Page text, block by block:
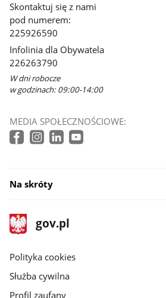
Skontaktuj się z nami
pod numerem:
225926590
Infolinia dla Obywatela
226263790
W dni robocze
w godzinach: 09:00-14:00
MEDIA SPOŁECZNOŚCIOWE:
Na skróty
stopka
gov.pl
Strona
gov.pl
gov.pl
Polityka cookies
Służba cywilna
Profil zaufany